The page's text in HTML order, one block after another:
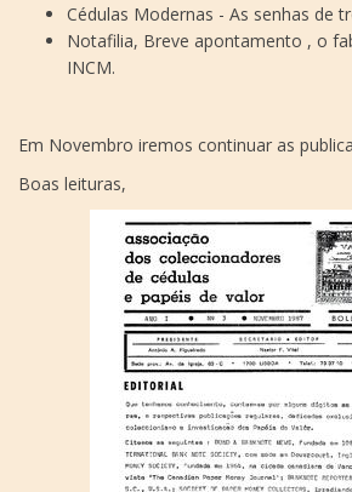
Cédulas Modernas - As senhas de
Notafilia, Breve apontamento , o
INCM.
Em Novembro iremos continuar as
Boas leituras,